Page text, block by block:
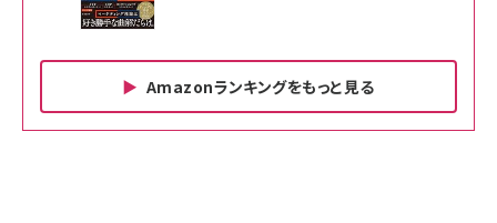
Amazonランキングをもっと見る